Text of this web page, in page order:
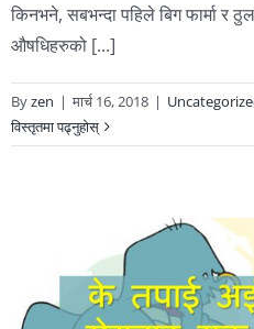
किनभने, सबभन्दा पहिले बिग फार्मा
औषधिहरुको [...]
Byzen | मार्च 16, 2018 |
विस्तृतमा पढ्नुहोस्